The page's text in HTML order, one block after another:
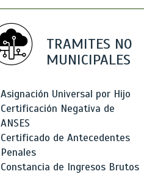
TRAMITES NO
MUNICIPALES
Asignación Universal por Hijo
Certificación Negativa de
ANSES
Certificado de Antecedentes
Penales
Constancia de Ingresos Brutos